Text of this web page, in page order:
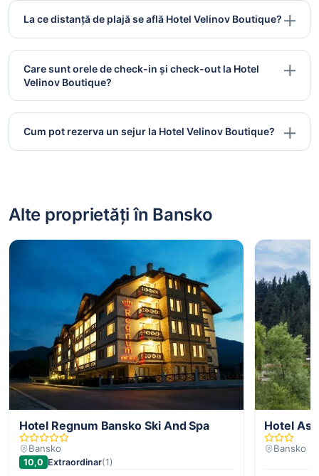
La ce distanță de plajă se află Hotel Velinov Boutique?
Care sunt orele de check-in și check-out la Hotel
Velinov Boutique?
Cum pot rezerva un sejur la Hotel Velinov Boutique?
Alte proprietăți în Bansko
Hotel Regnum Bansko Ski And Spa
Bansko
10,0 Extraordinar(1)
Hotel
Bansko